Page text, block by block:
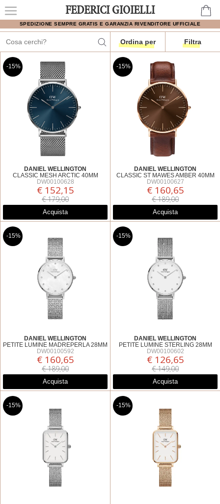
FEDERICI GIOIELLI
SPEDIZIONE SEMPRE GRATIS E GARANZIA RIVENDITORE UFFICIALE
Ordina per Filtra
-15%
DANIEL WELLINGTON
CLASSIC MESH ARCTIC 40MM
DW00100628
€ 152,15
€ 179,00
Acquista
-15%
DANIEL WELLINGTON
CLASSIC ST MAWES AMBER 40MM
DW00100627
€ 160,65
€ 189,00
Acquista
-15%
DANIEL WELLINGTON
PETITE LUMINE MADREPERLA 28MM
DW00100592
€ 160,65
€ 189,00
Acquista
-15%
DANIEL WELLINGTON
PETITE LUMINE STERLING 28MM
DW00100602
€ 126,65
€ 149,00
Acquista
-15% -15%